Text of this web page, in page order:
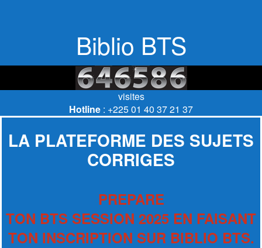
Biblio BTS
visites
Hotline : +225 01 40 37 21 37
LA PLATEFORME DES SUJETS
CORRIGES
PREPARE
TON BTS SESSION 2025 EN FAISANT
TON INSCRIPTION SUR BIBLIO BTS.